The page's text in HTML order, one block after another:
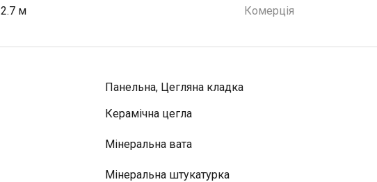
2.7 м Комерція
Панельна, Цегляна кладка
Керамічна цегла
Мінеральна вата
Мінеральна штукатурка